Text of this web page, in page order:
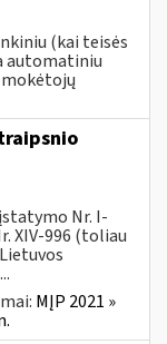
(kai teisės
automatiniu
Nr. I-
XIV-996 (toliau
MĮP 2021 »